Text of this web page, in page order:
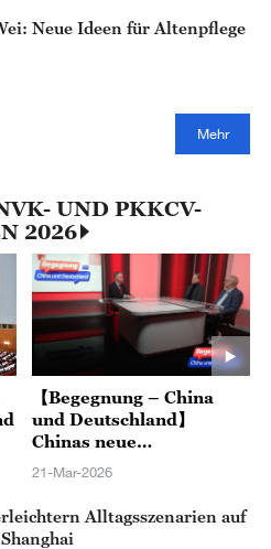
Neue Ideen für Altenpflege
Mehr
UND PKKCV-
2026
【Begegnung – China
und Deutschland】
Chinas neue
Entwicklungsstrategie:
chinesische
Zusammenarbeit
21-Mar-2026
Alltagsszenarien auf